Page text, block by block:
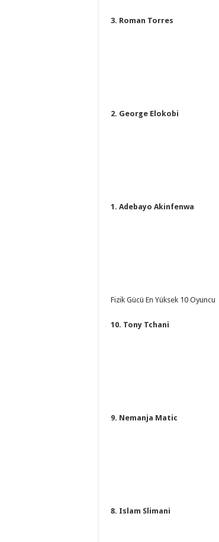
3. Roman Torres
2. George Elokobi
1. Adebayo Akinfenwa
Fizik Gücü En Yüksek 10 Oyuncu
10. Tony Tchani
9. Nemanja Matic
8. Islam Slimani